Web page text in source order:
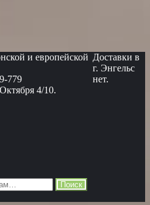
и европейской
779
4/10.
Доставки в
г. Энгельс
нет.
Поиск